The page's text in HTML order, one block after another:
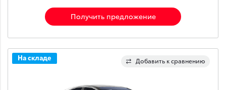
Получить предложение
Добавить к сравнению
На складе